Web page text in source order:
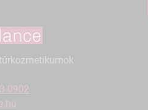
0902